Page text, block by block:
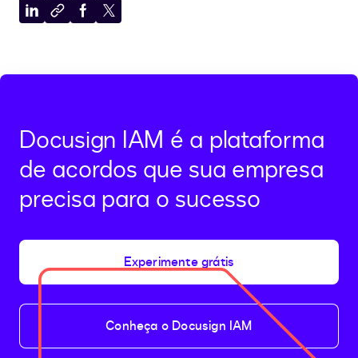
Compartilhar
Copiar
área
Compartilhar
Compartilhar
Docusign IAM é a plataforma
de acordos que sua empresa
precisa para o sucesso
Experimente grátis
Conheça o Docusign IAM